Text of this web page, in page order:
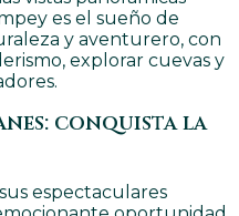
es el sueño de
y aventurero, con
explorar cuevas y
conquista la
espectaculares